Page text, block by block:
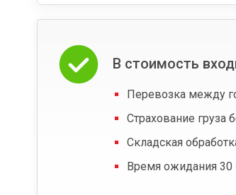
В стоимость
Перевозка между
Страхование груза
Складская
Время ожидания 30